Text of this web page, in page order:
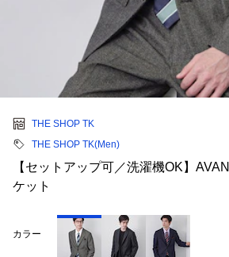
THE SHOP TK
THE SHOP TK(Men)
【セットアップ可／洗濯機OK】
ケット
カラー